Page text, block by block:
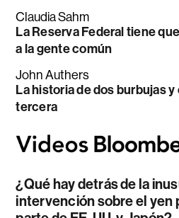
Claudia Sahm
La Reserva Federal tiene
a la gente común
John Authers
La historia de dos burbujas y
tercera
¿Qué hay detrás de la
intervención sobre el yen